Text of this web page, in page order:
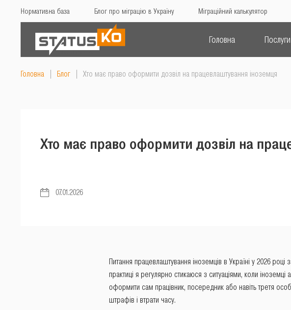
Нормативна база Блог про міграцію в Україну Міграційний калькулятор
Головна Послуги
Головна
Блог Хто має право оформити дозвіл на працевлаштування іноземця
Хто має право оформити дозвіл на
07.01.2026
Питання працевлаштування іноземців в Україні у 2026
практиці я регулярно стикаюся з ситуаціями, коли
оформити сам працівник, посередник або навіть третя
штрафів і втрати часу.